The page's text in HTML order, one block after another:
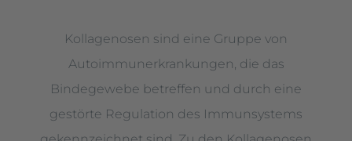
Kollagenosen sind eine Gruppe von
Autoimmunerkrankungen, die das
Bindegewebe betreffen und durch eine
gestörte Regulation des Immunsystems